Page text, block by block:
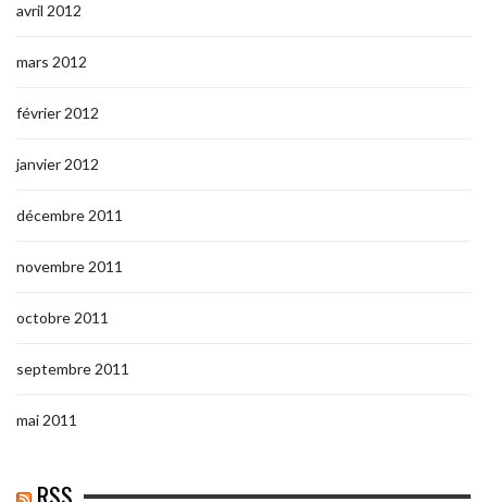
avril 2012
mars 2012
février 2012
janvier 2012
décembre 2011
novembre 2011
octobre 2011
septembre 2011
mai 2011